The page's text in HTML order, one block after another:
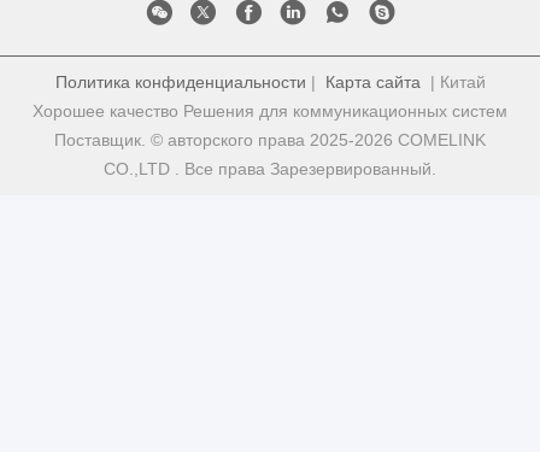
Политика конфиденциальности | Карта сайта | Китай
Хорошее качество Решения для коммуникационных систем
Поставщик. © авторского права 2025-2026 COMELINK
CO.,LTD . Все права Зарезервированный.